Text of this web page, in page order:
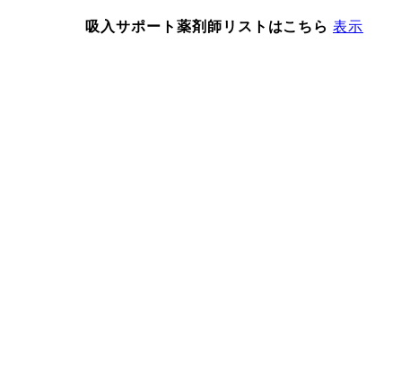
吸入サポート薬剤師リストはこちら 表示